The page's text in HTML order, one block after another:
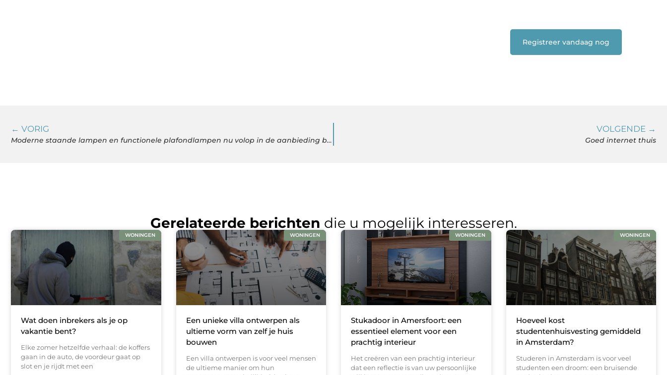
Registreer vandaag nog
← VORIG
Moderne staande lampen en functionele plafondlampen nu volop in de aanbieding bij Direct Lampen
VOLGENDE →
Goed internet thuis
Gerelateerde berichten die u mogelijk interesseren.
WONINGEN
Wat doen inbrekers als je op
vakantie bent?
Elke zomer hetzelfde verhaal: de koffers
gaan in de auto, de voordeur gaat op
slot en je rijdt met een
WONINGEN
Een unieke villa ontwerpen als
ultieme vorm van zelf je huis
bouwen
Een villa ontwerpen is voor veel mensen
de ultieme manier om hun
WONINGEN
Stukadoor in Amersfoort: een
essentieel element voor een
prachtig interieur
Het creëren van een prachtig interieur
dat een reflectie is van uw persoonlijke
WONINGEN
Hoeveel kost
studentenhuisvesting gemiddeld
in Amsterdam?
Studeren in Amsterdam is voor veel
studenten een droom: een bruisende